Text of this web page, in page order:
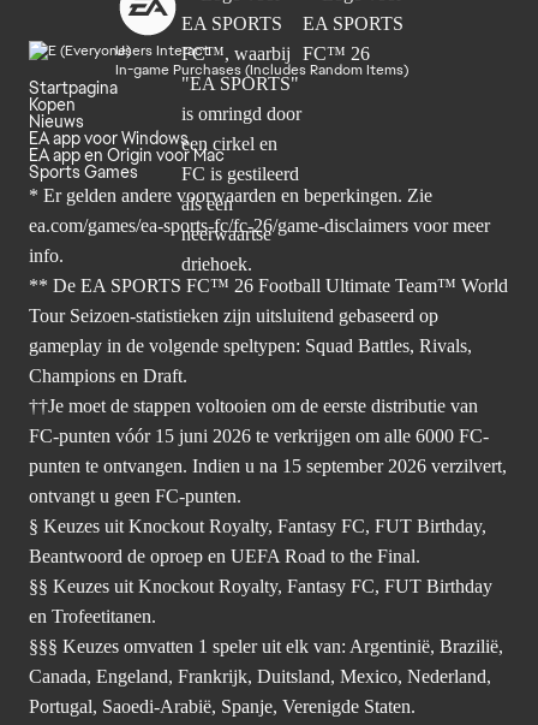
Users Interact
In-game Purchases (Includes Random Items)
Startpagina
Kopen
Nieuws
EA app voor Windows
EA app en Origin voor Mac
Sports Games
* Er gelden andere voorwaarden en beperkingen. Zie
ea.com/games/ea-sports-fc/fc-26/game-disclaimers voor meer
info.
** De EA SPORTS FC™ 26 Football Ultimate Team™ World
Tour Seizoen-statistieken zijn uitsluitend gebaseerd op
gameplay in de volgende speltypen: Squad Battles, Rivals,
Champions en Draft.
††Je moet de stappen voltooien om de eerste distributie van
FC-punten vóór 15 juni 2026 te verkrijgen om alle 6000 FC-
punten te ontvangen. Indien u na 15 september 2026 verzilvert,
ontvangt u geen FC-punten.
§ Keuzes uit Knockout Royalty, Fantasy FC, FUT Birthday,
Beantwoord de oproep en UEFA Road to the Final.
§§ Keuzes uit Knockout Royalty, Fantasy FC, FUT Birthday
en Trofeetitanen.
§§§ Keuzes omvatten 1 speler uit elk van: Argentinië, Brazilië,
Canada, Engeland, Frankrijk, Duitsland, Mexico, Nederland,
Portugal, Saoedi-Arabië, Spanje, Verenigde Staten.